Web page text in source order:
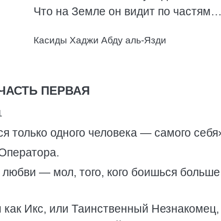
Что на Земле он видит по
Касиды Хаджи Абду аль-Язди
ПЕРВАЯ
только одного человека — самого
— мол, того, кого боишься больше
Икс, или Таинственный